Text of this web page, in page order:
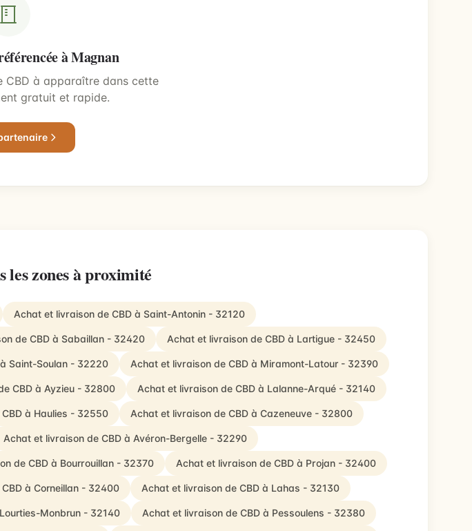
à Magnan
CBD à apparaître dans cette
gratuit et rapide.
les zones à proximité
Achat et livraison de CBD à Saint-Antonin - 32120
de CBD à Sabaillan - 32420 Achat et livraison de CBD à Lartigue - 32450
Saint-Soulan - 32220 Achat et livraison de CBD à Miramont-Latour - 32390
CBD à Ayzieu - 32800 Achat et livraison de CBD à Lalanne-Arqué - 32140
à Haulies - 32550 Achat et livraison de CBD à Cazeneuve - 32800
Achat et livraison de CBD à Avéron-Bergelle - 32290
de CBD à Bourrouillan - 32370 Achat et livraison de CBD à Projan - 32400
à Corneillan - 32400 Achat et livraison de CBD à Lahas - 32130
Monbrun - 32140 Achat et livraison de CBD à Pessoulens - 32380